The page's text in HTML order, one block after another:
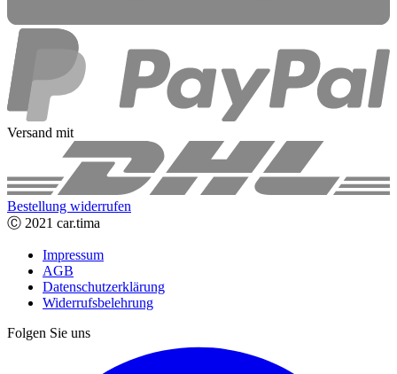
Versand mit
Bestellung widerrufen
Ⓒ 2021 car.tima
Impressum
AGB
Datenschutzerklärung
Widerrufsbelehrung
Folgen Sie uns